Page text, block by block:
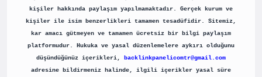
kişiler hakkında paylaşım yapılmamaktadır. Gerçek kurum ve
kişiler ile isim benzerlikleri tamamen tesadüfidir. Sitemiz,
kar amacı gütmeyen ve tamamen ücretsiz bir bilgi paylaşım
platformudur. Hukuka ve yasal düzenlemelere aykırı olduğunu
düşündüğünüz içerikleri,
backlinkpanelicomtr@gmail.com
adresine bildirmeniz halinde, ilgili içerikler yasal süre